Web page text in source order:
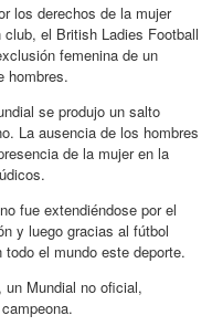
los derechos de la mujer
el British Ladies Football
femenina de un
hombres.
se produjo un salto
La ausencia de los hombres
de la mujer en la
fue extendiéndose por el
y luego gracias al fútbol
el mundo este deporte.
un Mundial no oficial,